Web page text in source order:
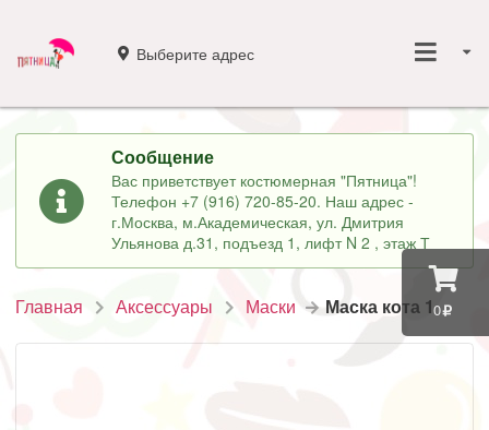
0
Выберите адрес
Сообщение
Вас приветствует костюмерная "Пятница"!
Телефон +7 (916) 720-85-20. Наш адрес -
г.Москва, м.Академическая, ул. Дмитрия
Ульянова д.31, подъезд 1, лифт N 2 , этаж Т
Главная Аксессуары Маски Маска кота 1